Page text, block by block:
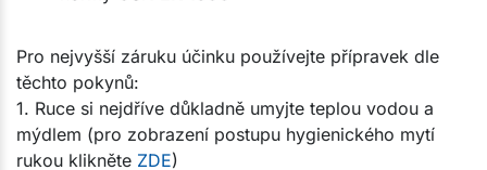
Pro nejvyšší záruku účinku používejte přípravek dle
těchto pokynů:
1. Ruce si nejdříve důkladně umyjte teplou vodou a
mýdlem (pro zobrazení postupu hygienického mytí
rukou klikněte ZDE)